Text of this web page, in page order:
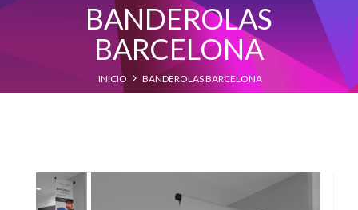
BANDEROLAS
BARCELONA
INICIO BANDEROLAS BARCELONA